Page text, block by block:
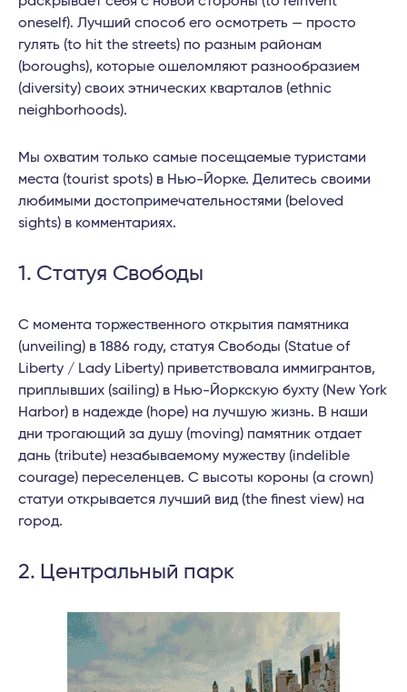
oneself). Лучший способ его осмотреть — просто
гулять (to hit the streets) по разным районам
(boroughs), которые ошеломляют разнообразием
(diversity) своих этнических кварталов (ethnic
neighborhoods).
Мы охватим только самые посещаемые туристами
места (tourist spots) в Нью-Йорке. Делитесь своими
любимыми достопримечательностями (beloved
sights) в комментариях.
1. Статуя Свободы
С момента торжественного открытия памятника
(unveiling) в 1886 году, статуя Свободы (Statue of
Liberty / Lady Liberty) приветствовала иммигрантов,
приплывших (sailing) в Нью-Йоркскую бухту (New York
Harbor) в надежде (hope) на лучшую жизнь. В наши
дни трогающий за душу (moving) памятник отдает
дань (tribute) незабываемому мужеству (indelible
courage) переселенцев. С высоты короны (a crown)
статуи открывается лучший вид (the finest view) на
город.
2. Центральный парк